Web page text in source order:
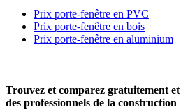
Prix porte-fenêtre en PVC
Prix porte-fenêtre en bois
Prix porte-fenêtre en aluminium
Trouvez et comparez gratuitement et
des professionnels de la construction